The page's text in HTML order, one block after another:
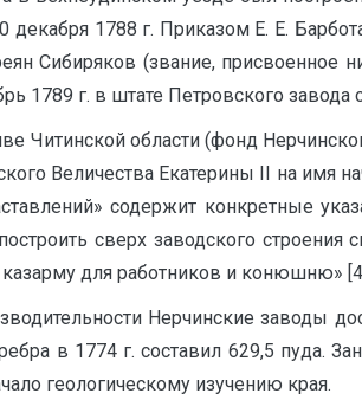
декабря 1788 г. Приказом Е. Е.
Сибиряков (звание,
1789 г. в штате Петровского
Читинской области (фонд
Величества Екатерины II на имя
содержит конкретные
сверх заводского
казарму для работников и конюшню»
Нерчинские заводы
в 1774 г. составил 629,5 пуда.
геологическому изучению края.